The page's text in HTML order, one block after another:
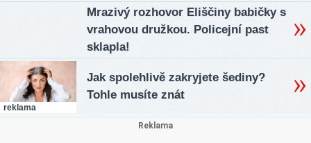
Mrazivý rozhovor Eliščiny babičky s
vrahovou družkou. Policejní past
sklapla!
reklama
Jak spolehlivě zakryjete šediny?
Tohle musíte znát